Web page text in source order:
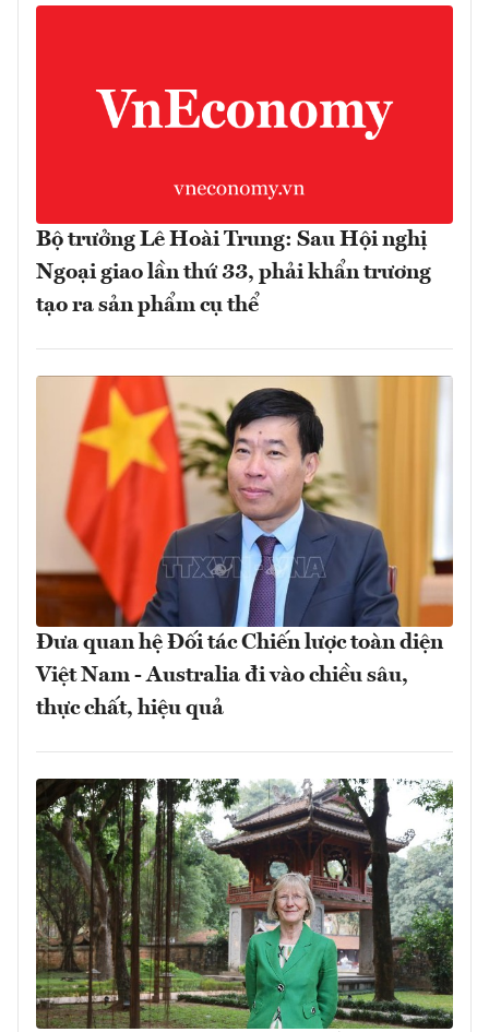
Bộ trưởng Lê Hoài Trung: Sau Hội nghị
Ngoại giao lần thứ 33, phải khẩn trương
tạo ra sản phẩm cụ thể
Đưa quan hệ Đối tác Chiến lược toàn diện
Việt Nam - Australia đi vào chiều sâu,
thực chất, hiệu quả